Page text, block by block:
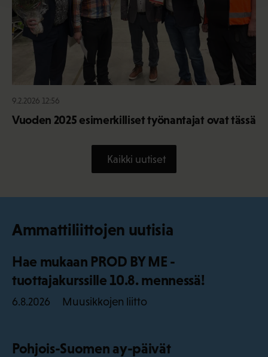
9.2.2026 12:56
Vuoden 2025 esimerkilliset työnantajat ovat tässä
Kaikki uutiset
Ammattiliittojen uutisia
Hae mukaan PROD BY ME -
tuottajakurssille 10.8. mennessä!
6.8.2026 Muusikkojen liitto
Pohjois-Suomen ay-päivät